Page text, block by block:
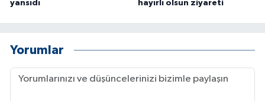
yansıdı
hayırlı olsun ziyareti
Yorumlar